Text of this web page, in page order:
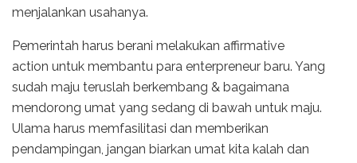
menjalankan usahanya.
Pemerintah harus berani melakukan affirmative
action untuk membantu para enterpreneur baru. Yang
sudah maju teruslah berkembang & bagaimana
mendorong umat yang sedang di bawah untuk maju.
Ulama harus memfasilitasi dan memberikan
pendampingan, jangan biarkan umat kita kalah dan